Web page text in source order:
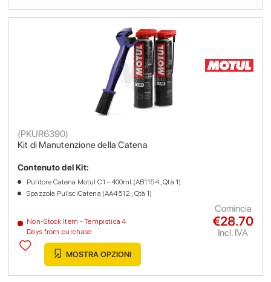
Kit di Manutenzione della Catena
(PKUR6390)
Non-Stock Item - Tempistica 4
Days from purchase
Contenuto del Kit:
Pulitore Catena Motul C1 - 400ml (AB1154 , Qtà 1)
Spazzola PulisciCatena (AA4512 , Qtà 1)
€28.70
Incl. IVA
Comincia
a
MOSTRA OPZIONI